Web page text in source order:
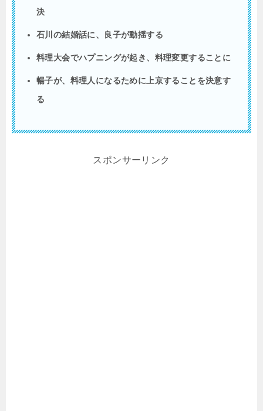
決
石川の結婚話に、良子が動揺する
料理大会でハプニングが起き、料理変更することに
暢子が、料理人になるために上京することを決意す
る
スポンサーリンク